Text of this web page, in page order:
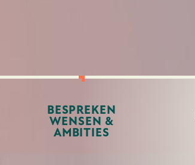
BESPREKEN
WENSEN &
AMBITIES